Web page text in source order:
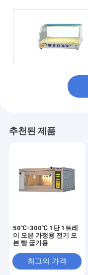
추천된 제품
50℃-300℃ 1단 1트레
이 오븐 가정용 전기 오
븐 빵 굽기용
최고의 가격